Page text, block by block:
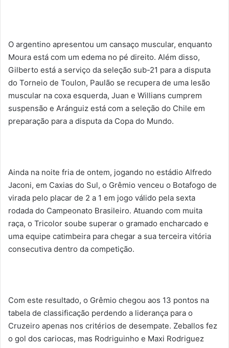
O argentino apresentou um cansaço muscular, enquanto
Moura está com um edema no pé direito. Além disso,
Gilberto está a serviço da seleção sub-21 para a disputa
do Torneio de Toulon, Paulão se recupera de uma lesão
muscular na coxa esquerda, Juan e Willians cumprem
suspensão e Aránguiz está com a seleção do Chile em
preparação para a disputa da Copa do Mundo.
Ainda na noite fria de ontem, jogando no estádio Alfredo
Jaconi, em Caxias do Sul, o Grêmio venceu o Botafogo de
virada pelo placar de 2 a 1 em jogo válido pela sexta
rodada do Campeonato Brasileiro. Atuando com muita
raça, o Tricolor soube superar o gramado encharcado e
uma equipe catimbeira para chegar a sua terceira vitória
consecutiva dentro da competição.
Com este resultado, o Grêmio chegou aos 13 pontos na
tabela de classificação perdendo a liderança para o
Cruzeiro apenas nos critérios de desempate. Zeballos fez
o gol dos cariocas, mas Rodriguinho e Maxi Rodriguez